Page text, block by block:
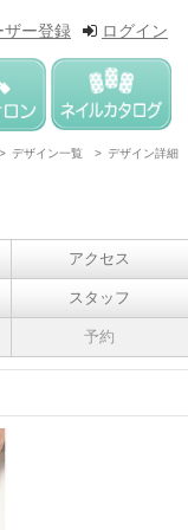
ログイン
ザー登録
デザイン一覧 > デザイン詳細
アクセス
スタッフ
予約